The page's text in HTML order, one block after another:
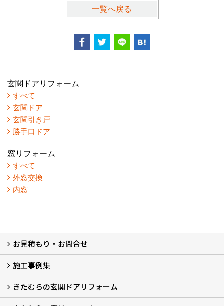
一覧へ戻る
玄関ドアリフォーム
すべて
玄関ドア
玄関引き戸
勝手口ドア
窓リフォーム
すべて
外窓交換
内窓
お見積もり・お問合せ
LINEで概算見積もり
チャットで質問
問い合わせフォームから
オンライン相談
電話で相談
無料現地調査をご希望の方
施工事例集
玄関ドアリフォーム
玄関引戸リフォーム
勝手口ドアリフォーム
窓リフォーム
きたむらの玄関ドアリフォーム